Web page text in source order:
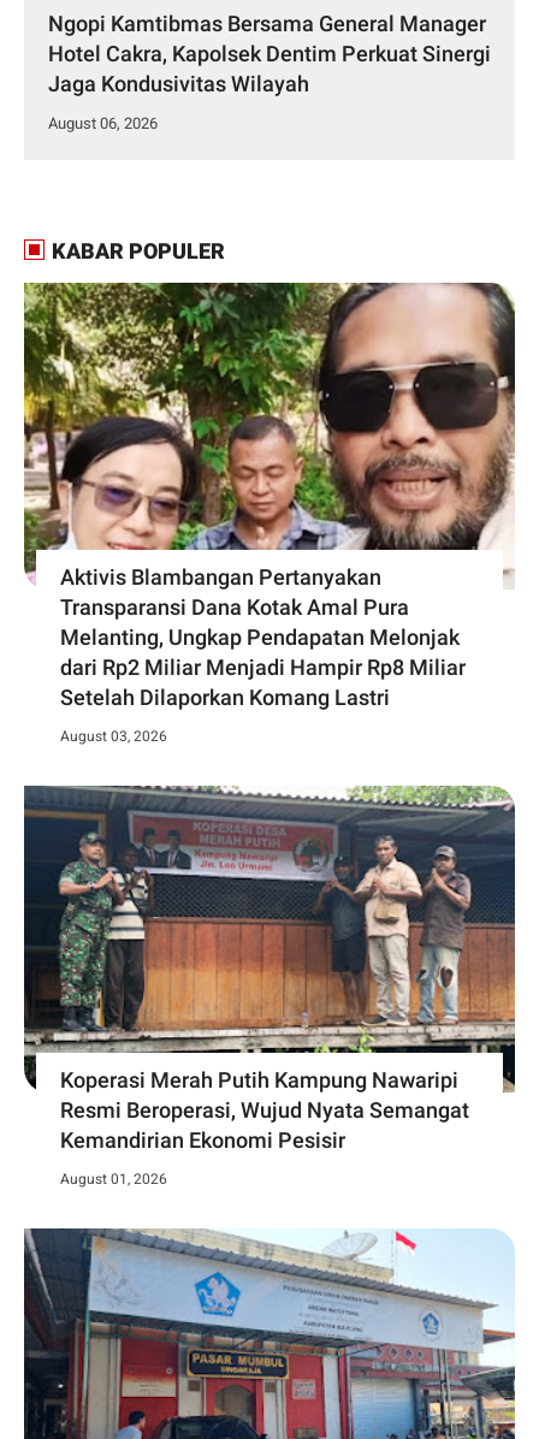
Ngopi Kamtibmas Bersama General Manager
Hotel Cakra, Kapolsek Dentim Perkuat Sinergi
Jaga Kondusivitas Wilayah
August 06, 2026
KABAR POPULER
Aktivis Blambangan Pertanyakan
Transparansi Dana Kotak Amal Pura
Melanting, Ungkap Pendapatan Melonjak
dari Rp2 Miliar Menjadi Hampir Rp8 Miliar
Setelah Dilaporkan Komang Lastri
August 03, 2026
Koperasi Merah Putih Kampung Nawaripi
Resmi Beroperasi, Wujud Nyata Semangat
Kemandirian Ekonomi Pesisir
August 01, 2026